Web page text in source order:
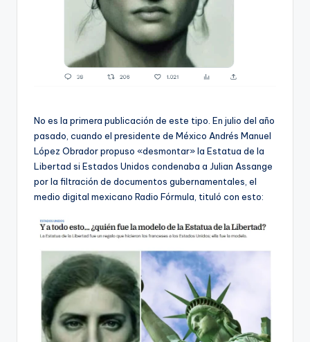
No es la primera publicación de este tipo. En julio del año
pasado, cuando el presidente de México Andrés Manuel
López Obrador propuso «desmontar» la Estatua de la
Libertad si Estados Unidos condenaba a Julian Assange
por la filtración de documentos gubernamentales, el
medio digital mexicano Radio Fórmula, tituló con esto: